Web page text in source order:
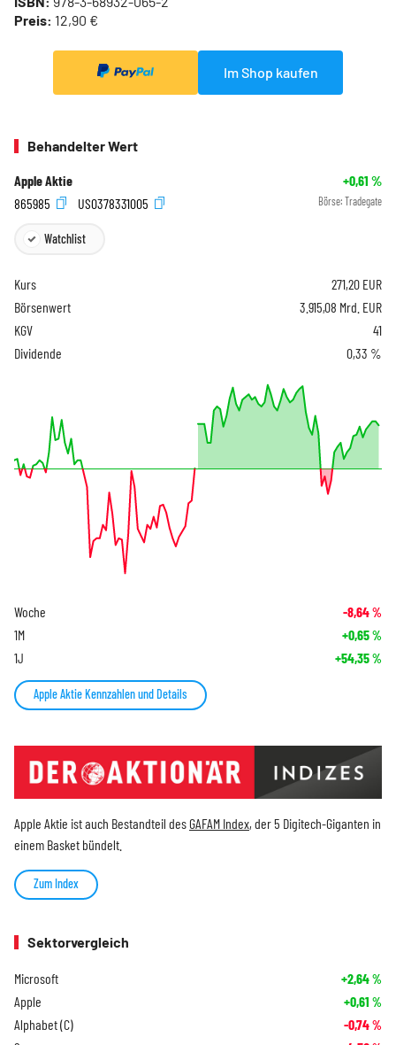
Preis: 12,90 €
Im Shop kaufen
Behandelter Wert
Apple Aktie +0,61 %
865985
US0378331005 Börse: Tradegate
Watchlist
Kurs 271,20 EUR
Börsenwert
3.915,08 Mrd. EUR
KGV
41
Dividende
0,33 %
Woche -8,64%
1M +0,65%
1J +54,35%
Apple Aktie Kennzahlen und Details
Apple Aktie ist auch Bestandteil desGAFAM Index, der 5 Digitech-Giganten in
einem Basket bündelt.
Zum Index
Sektorvergleich
Microsoft +2,64%
Apple +0,61 %
Alphabet (C) -0,74%